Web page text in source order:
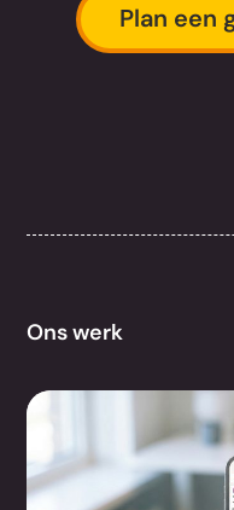
Plan een
Ons werk